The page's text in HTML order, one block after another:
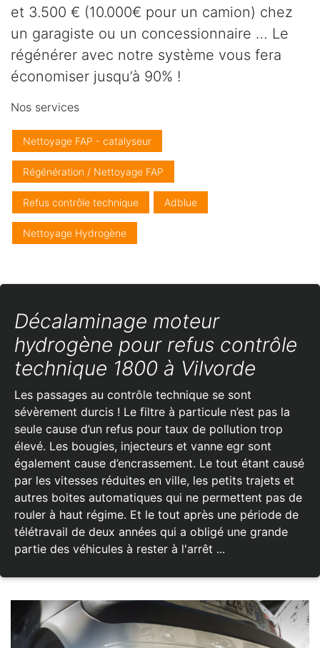
et 3.500 € (10.000€ pour un camion) chez
un garagiste ou un concessionnaire … Le
régénérer avec notre système vous fera
économiser jusqu’à 90% !
Nos services
Nettoyage FAP - catalyseur
Régénération / Nettoyage FAP
Refus contrôle technique Adblue
Nettoyage Hydrogène
Décalaminage moteur
hydrogène pour refus contrôle
technique 1800 à Vilvorde
Les passages au contrôle technique se sont
sévèrement durcis ! Le filtre à particule n’est pas la
seule cause d’un refus pour taux de pollution trop
élevé. Les bougies, injecteurs et vanne egr sont
également cause d’encrassement. Le tout étant causé
par les vitesses réduites en ville, les petits trajets et
autres boites automatiques qui ne permettent pas de
rouler à haut régime. Et le tout après une période de
télétravail de deux années qui a obligé une grande
partie des véhicules à rester à l'arrêt ...